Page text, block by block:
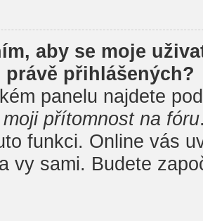
aby se moje
právě přihlášených?
panelu najdete
přítomnost na fóru
funkci. Online vás
vy sami. Budete